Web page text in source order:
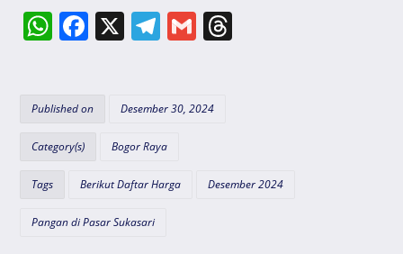
W
s
A
p
F
e
o
o
k
X T
gr
a
G
l
s
Published on Desember 30, 2024
Category(s) Bogor Raya
Tags Berikut Daftar Harga Desember 2024
Pangan di Pasar Sukasari